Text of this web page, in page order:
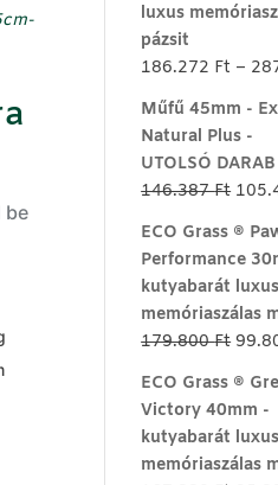
be
luxus
pázsit
186.272 Ft –
Műfű 45mm -
Natural Plus -
UTOLSÓ DARAB
146.387Ft
was:
ECO Grass ®
Performance
kutyabarát luxus
memóriaszálas
179.800Ft
was:
ECO Grass ®
Victory 40mm -
kutyabarát luxus
memóriaszálas